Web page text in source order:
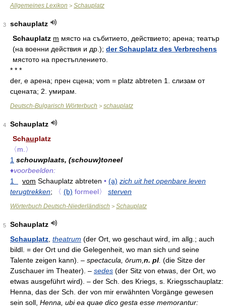
Allgemeines Lexikon > Schauplatz
3
schauplatz
Schauplatz m място на събитието, действието; арена; театър
(на военни действия и др.); der Schauplatz des Verbrechens
мястото на престъплението.
* * *
der, e арена; прен сцена; vom = plаtz abtreten 1. слизам от
cцената; 2. умирам.
Deutsch-Bulgarisch Wörterbuch > schauplatz
4
Schauplatz
Schauplatz
〈m.〉
1 schouwplaats, (schouw)toneel
♦voorbeelden:
1
vom Schauplatz abtreten • (a) zich uit het openbare leven
terugtrekken; 〈 (b) formeel〉 sterven
Wörterbuch Deutsch-Niederländisch > Schauplatz
5
Schauplatz
Schauplatz theatrum (der Ort, wo geschaut wird, im allg.; auch
bildl. = der Ort und die Gelegenheit, wo man sich und seine
Talente zeigen kann). – spectacula, ōrum, n. pl (die Sitze der
Zuschauer im Theater). – sedes (der Sitz von etwas, der Ort, wo
etwas ausgeführt wird). – der Sch. des Kriegs, s. Kriegsschauplatz:
Henna, das der Sch. der von mir erwähnten Vorgänge gewesen
sein soll, Henna, ubi ea quae dico gesta esse memorantur: